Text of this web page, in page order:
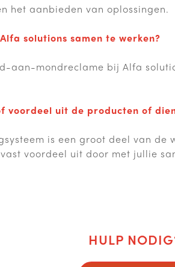
het aanbieden van oplossingen.
solutions samen te werken?
aan-mondreclame bij Alfa
voordeel uit de producten of
is een groot deel van de
voordeel uit door met jullie
HULP